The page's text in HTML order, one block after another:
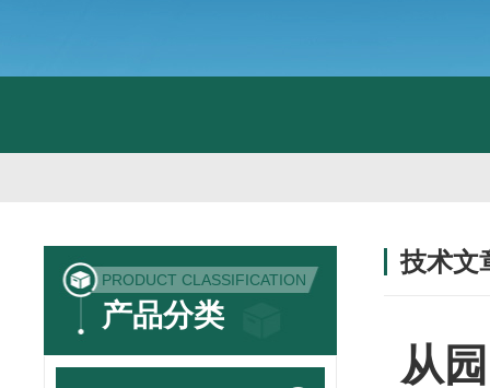
PRODUCT CLASSIFICATION
产品分类
技术文
从